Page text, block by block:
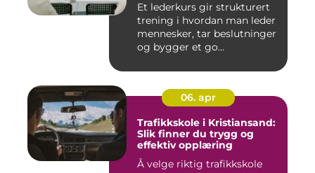
Et lederkurs gir strukturert
trening i hvordan man leder
mennesker, tar beslutninger
og bygger et go...
06. apr
Trafikkskole i Kristiansand:
Slik finner du trygg og
effektiv opplæring
Å velge riktig trafikkskole